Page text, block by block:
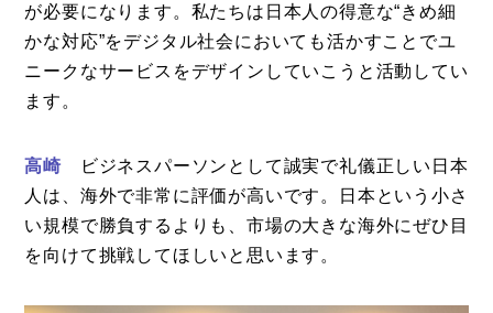
が必要になります。私たちは日本人の得意な“きめ細
かな対応”をデジタル社会においても活かすことでユ
ニークなサービスをデザインしていこうと活動してい
ます。
高崎 ビジネスパーソンとして誠実で礼儀正しい日本
人は、海外で非常に評価が高いです。日本という小さ
い規模で勝負するよりも、市場の大きな海外にぜひ目
を向けて挑戦してほしいと思います。